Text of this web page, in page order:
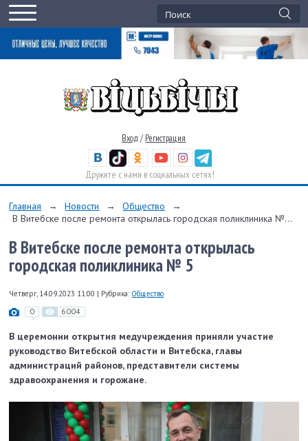
Вход / Регистрация
Дружите с нами в социальных сетях!
Главная → Новости → Общество
→
В Витебске после ремонта открылась городская поликлиника №...
В Витебске после ремонта открылась
городская поликлиника № 5
Четверг, 14.09.2023 11:00 | Рубрика: Общество
0 6004
В церемонии открытия медучреждения приняли участие
руководство Витебской области и Витебска, главы
администраций районов, представители системы
здравоохранения и горожане.